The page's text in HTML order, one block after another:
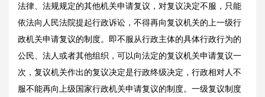
法律、法规规定的其他机关申请复议，对复议决定不服，只能
依法向人民法院提起行政诉讼，不得再向复议机关的上一级行
政机关申请复议的制度。即不服从行政主体的具体行政行为的
公民、法人或者其他组织，可以向法定的复议机关申请复议一
次，复议机关作出的复议决定是行政终级决定，行政相对人不
服不能再向上级国家行政机关申请复议的制度。一级复议制度